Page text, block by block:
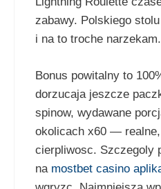
zabawy. Polskiego
i na to troche narzekam.
Bonus powitalny to
dorzucaja jeszcze
spinow, wydawane
okolicach x60 —
cierpliwosc. Szczegoly
na mostbet casino